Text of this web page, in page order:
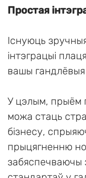
Простая
Існуюць
інтэграцыі
вашы
У цэлым, прыём
можа стаць
бізнесу,
прыцягненню
забяспечваючы